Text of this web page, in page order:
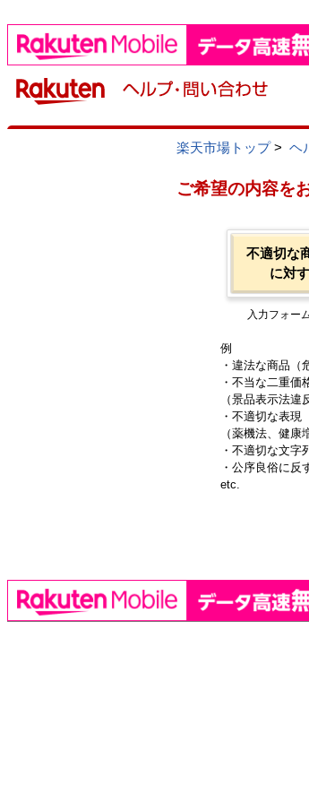
楽天市場トップ> ヘ
ご希望の内容を
不適切な
に対
入力フォー
例
・違法な商品（
・不当な二重価
（景品表示法違
・不適切な表現
（薬機法、健康
・不適切な文字
・公序良俗に反
etc.